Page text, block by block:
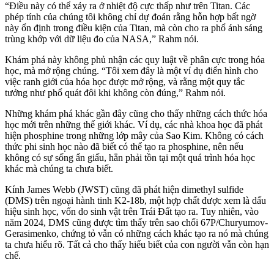
“Điều này có thể xảy ra ở nhiệt độ cực thấp như trên Titan. Các
phép tính của chúng tôi không chỉ dự đoán rằng hỗn hợp bất ngờ
này ổn định trong điều kiện của Titan, mà còn cho ra phổ ánh sáng
trùng khớp với dữ liệu đo của NASA,” Rahm nói.
Khám phá này không phủ nhận các quy luật về phân cực trong hóa
học, mà mở rộng chúng. “Tôi xem đây là một ví dụ điển hình cho
việc ranh giới của hóa học được mở rộng, và rằng một quy tắc
tưởng như phổ quát đôi khi không còn đúng,” Rahm nói.
Những khám phá khác gần đây cũng cho thấy những cách thức hóa
học mới trên những thế giới khác. Ví dụ, các nhà khoa học đã phát
hiện phosphine trong những lớp mây của Sao Kim. Không có cách
thức phi sinh học nào đã biết có thể tạo ra phosphine, nên nếu
không có sự sống ẩn giấu, hẳn phải tồn tại một quá trình hóa học
khác mà chúng ta chưa biết.
Kính James Webb (JWST) cũng đã phát hiện dimethyl sulfide
(DMS) trên ngoại hành tinh K2-18b, một hợp chất được xem là dấu
hiệu sinh học, vốn do sinh vật trên Trái Đất tạo ra. Tuy nhiên, vào
năm 2024, DMS cũng được tìm thấy trên sao chổi 67P/Churyumov-
Gerasimenko, chứng tỏ vẫn có những cách khác tạo ra nó mà chúng
ta chưa hiểu rõ. Tất cả cho thấy hiểu biết của con người vẫn còn hạn
chế.